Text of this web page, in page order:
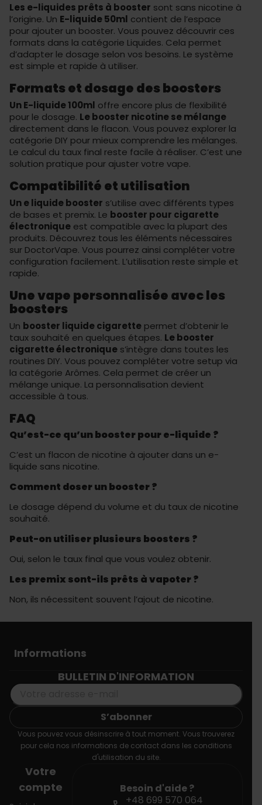
Les e-liquides prêts à booster sont sans nicotine à
l’origine. Un E-liquide 50ml contient de l’espace
pour ajouter un booster. Vous pouvez découvrir ces
formats dans la catégorie Liquides. Cela permet
d’adapter le dosage selon vos besoins. Le système
est simple et rapide à utiliser.
Formats et dosage des boosters
Un E-liquide 100ml offre encore plus de flexibilité
pour le dosage. Le booster nicotine se mélange
directement dans le flacon. Vous pouvez explorer la
catégorie DIY pour mieux comprendre les mélanges.
Le calcul du taux final reste facile à réaliser. C’est une
solution pratique pour ajuster votre vape.
Compatibilité et utilisation
Un e liquide booster s’utilise avec différents types
de bases et premix. Le booster pour cigarette
électronique est compatible avec la plupart des
produits. Découvrez tous les éléments nécessaires
sur DoctorVape. Vous pourrez ainsi compléter votre
configuration facilement. L’utilisation reste simple et
rapide.
Une vape personnalisée avec les
boosters
Un booster liquide cigarette permet d’obtenir le
taux souhaité en quelques étapes. Le booster
cigarette électronique s’intègre dans toutes les
routines DIY. Vous pouvez compléter votre setup via
la catégorie Arômes. Cela permet de créer un
mélange unique. La personnalisation devient
accessible à tous.
FAQ
Qu’est-ce qu’un booster pour e-liquide ?
C’est un flacon de nicotine à ajouter dans un e-
liquide sans nicotine.
Comment doser un booster ?
Le dosage dépend du volume et du taux de nicotine
souhaité.
Peut-on utiliser plusieurs boosters ?
Oui, selon le taux final que vous voulez obtenir.
Les premix sont-ils prêts à vapoter ?
Non, ils nécessitent souvent l’ajout de nicotine.
Informations
BULLETIN D'INFORMATION
Vous pouvez vous désinscrire à tout moment. Vous trouverez
pour cela nos informations de contact dans les conditions
d'utilisation du site.
Votre
compte
Besoin d'aide ?
+48 699 570 064